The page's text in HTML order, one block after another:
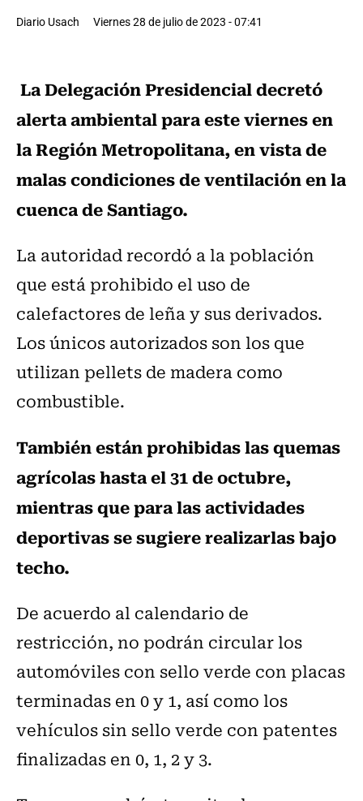
Diario Usach Viernes 28 de julio de 2023 - 07:41
La Delegación Presidencial decretó
alerta ambiental para este viernes en
la Región Metropolitana, en vista de
malas condiciones de ventilación en la
cuenca de Santiago.
La autoridad recordó a la población
que está prohibido el uso de
calefactores de leña y sus derivados.
Los únicos autorizados son los que
utilizan pellets de madera como
combustible.
También están prohibidas las quemas
agrícolas hasta el 31 de octubre,
mientras que para las actividades
deportivas se sugiere realizarlas bajo
techo.
De acuerdo al calendario de
restricción, no podrán circular los
automóviles con sello verde con placas
terminadas en 0 y 1, así como los
vehículos sin sello verde con patentes
finalizadas en 0, 1, 2 y 3.